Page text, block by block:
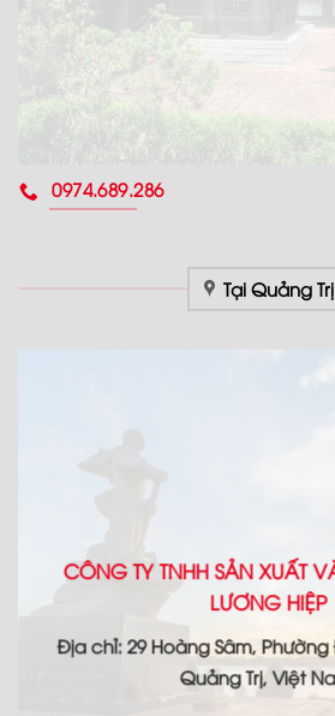
0974.689.286
Tại Quảng Trị
CÔNG TY TNHH SẢN XUẤT
LƯƠNG HIỆP
Địa chỉ: 29 Hoàng Sâm, Phường
Quảng Trị, Việt